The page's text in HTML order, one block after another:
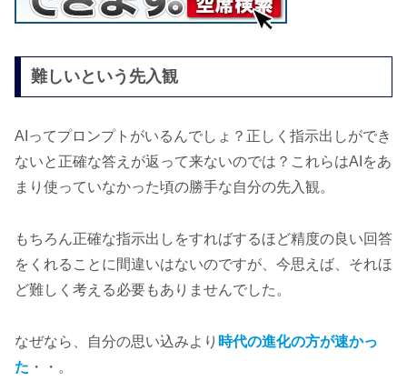
難しいという先入観
AIってプロンプトがいるんでしょ？正しく指示出しができ
ないと正確な答えが返って来ないのでは？これらはAIをあ
まり使っていなかった頃の勝手な自分の先入観。
もちろん正確な指示出しをすればするほど精度の良い回答
をくれることに間違いはないのですが、今思えば、それほ
ど難しく考える必要もありませんでした。
なぜなら、自分の思い込みより 時代の進化の方が速かっ
た ・・。